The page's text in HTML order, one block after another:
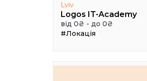
Lviv
Logos IT-Academy
від 0₴ - до 0₴
#Локація